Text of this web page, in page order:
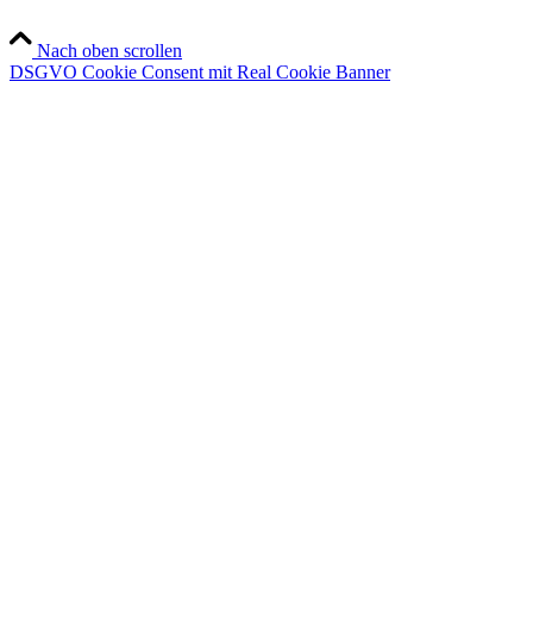
Nach oben scrollen
DSGVO Cookie Consent mit Real Cookie Banner